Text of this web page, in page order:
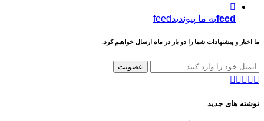
feedبه ما پیوندیدfeed
ما اخبار و پیشنهادات شما را دو بار در ماه ارسال خواهیم کرد.
عضویت
نوشته های جدید